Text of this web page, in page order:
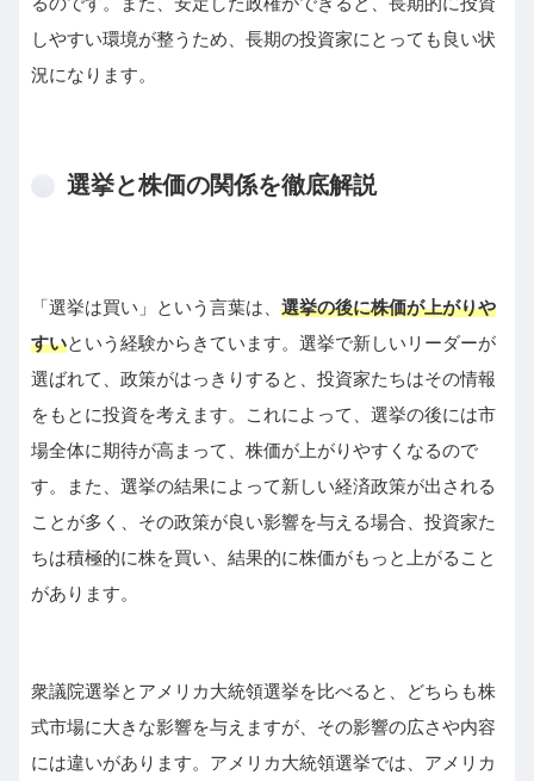
しやすい環境が整うため、長期の投資家にとっても良い状
況になります。
選挙と株価の関係を徹底解説
「選挙は買い」という言葉は、 選挙の後に株価が上がりや
すいという経験からきています。選挙で新しいリーダーが
選ばれて、政策がはっきりすると、投資家たちはその情報
をもとに投資を考えます。これによって、選挙の後には市
場全体に期待が高まって、株価が上がりやすくなるので
す。また、選挙の結果によって新しい経済政策が出される
ことが多く、その政策が良い影響を与える場合、投資家た
ちは積極的に株を買い、結果的に株価がもっと上がること
があります。
衆議院選挙とアメリカ大統領選挙を比べると、どちらも株
式市場に大きな影響を与えますが、その影響の広さや内容
には違いがあります。アメリカ大統領選挙では、アメリカ